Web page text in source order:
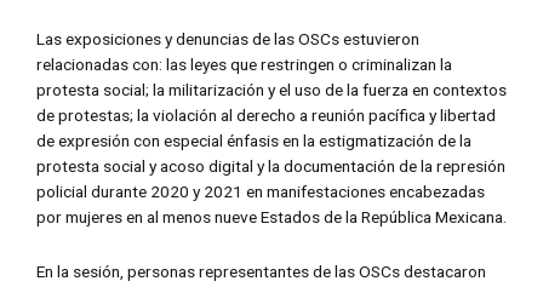
Las exposiciones y denuncias de las OSCs estuvieron
relacionadas con: las leyes que restringen o criminalizan la
protesta social; la militarización y el uso de la fuerza en contextos
de protestas; la violación al derecho a reunión pacífica y libertad
de expresión con especial énfasis en la estigmatización de la
protesta social y acoso digital y la documentación de la represión
policial durante 2020 y 2021 en manifestaciones encabezadas
por mujeres en al menos nueve Estados de la República Mexicana.
En la sesión, personas representantes de las OSCs destacaron